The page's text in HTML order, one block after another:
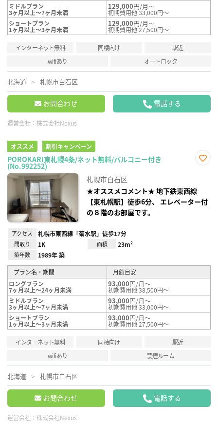
ミドルプラン
3ヶ月以上～7ヶ月未満
129,000円/月～
初期費用他 33,000円～
ショートプラン
1ヶ月以上～3ヶ月未満
129,000円/月～
初期費用他 27,500円～
インターネット無料 同棲向け
駅近
wifiあり
オートロック
北海道 札幌市白石区
お問合わせ 電話する
運営会社： 株式会社Nexus
オススメ 割引キャンペーン
POROKARI東札幌4条/ネット無料/バルコニー付き
(No.992252)
録
札幌市白石区
★オススメコメント★ 地下鉄東西線
【東札幌駅】徒歩6分、 エレベーター付
の８階のお部屋です。
アクセス 札幌市東西線「菊水駅」徒歩17分
間取り 1K 面積 23m²
築年数 1989年 築
プラン名・期間
月額目安
ロングプラン
7ヶ月以上～24ヶ月未満
93,000円/月～
初期費用他 38,500円～
ミドルプラン
3ヶ月以上～7ヶ月未満
93,000円/月～
初期費用他 33,000円～
ショートプラン
1ヶ月以上～3ヶ月未満
93,000円/月～
初期費用他 27,500円～
インターネット無料 同棲向け
駅近
wifiあり
禁煙ルーム
北海道 札幌市白石区
お問合わせ 電話する
運営会社： 株式会社Nexus